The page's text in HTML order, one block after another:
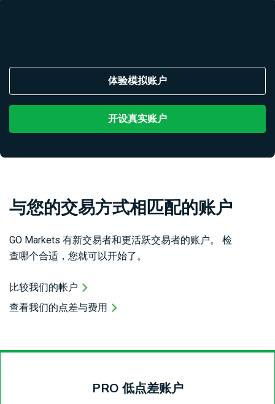
体验模拟账户
开设真实账户
与您的交易方式相匹配的账户
GO Markets 有新交易者和更活跃交易者的账户。 检
查哪个合适，您就可以开始了。
比较我们的帐户
查看我们的点差与费用
PRO 低点差账户